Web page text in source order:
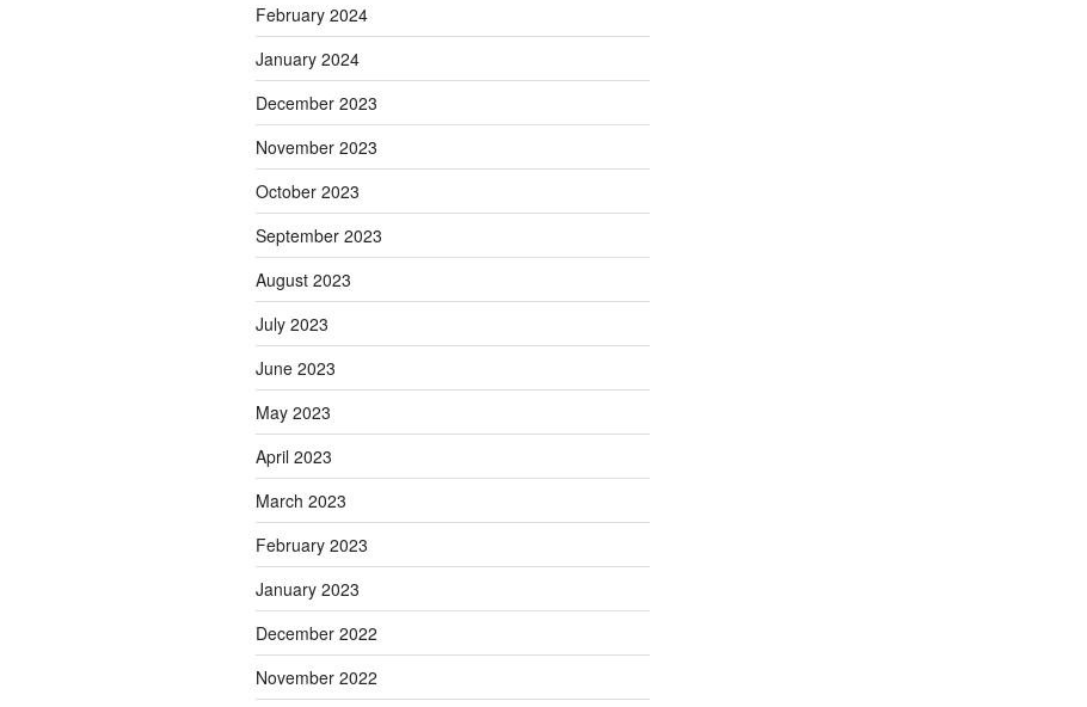
February 2024
January 2024
December 2023
November 2023
October 2023
September 2023
August 2023
July 2023
June 2023
May 2023
April 2023
March 2023
February 2023
January 2023
December 2022
November 2022